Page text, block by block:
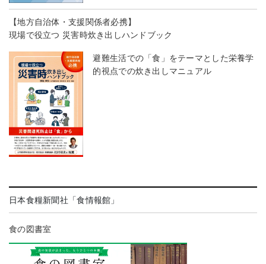
【地方自治体・支援関係者必携】
現場で役立つ 災害時炊き出しハンドブック
避難生活での「食」をテーマとした栄養学
的視点での炊き出しマニュアル
日本食糧新聞社「食情報館」
食の図書室